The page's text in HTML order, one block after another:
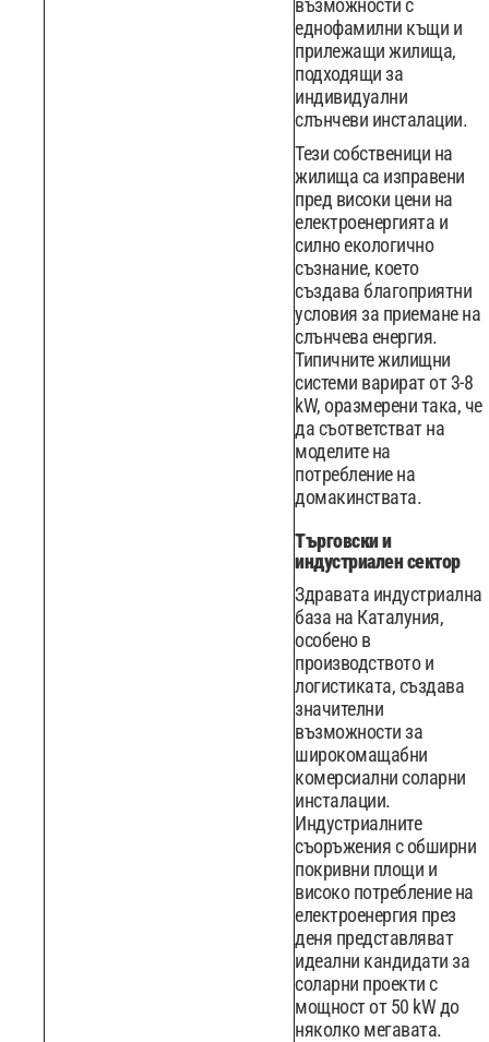
възможности с
еднофамилни къщи и
прилежащи жилища,
подходящи за
индивидуални
слънчеви инсталации.
Тези собственици на
жилища са изправени
пред високи цени на
електроенергията и
силно екологично
съзнание, което
създава благоприятни
условия за приемане на
слънчева енергия.
Типичните жилищни
системи варират от 3-8
kW, оразмерени така, че
да съответстват на
моделите на
потребление на
домакинствата.
Търговски и
индустриален сектор
Здравата индустриална
база на Каталуния,
особено в
производството и
логистиката, създава
значителни
възможности за
широкомащабни
комерсиални соларни
инсталации.
Индустриалните
съоръжения с обширни
покривни площи и
високо потребление на
електроенергия през
деня представляват
идеални кандидати за
соларни проекти с
мощност от 50 kW до
няколко мегавата.